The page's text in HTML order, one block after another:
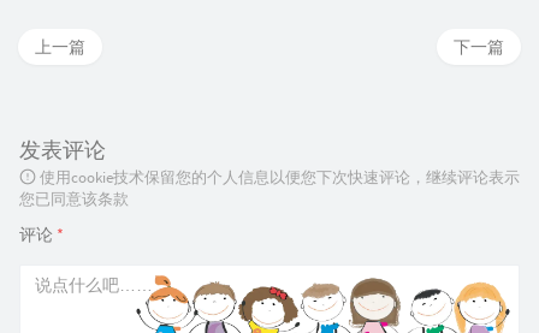
下一篇
上一篇
发表评论
使用cookie技术保留您的个人信息以便您下次快速评论，继续评论表示
您已同意该条款
评论 *